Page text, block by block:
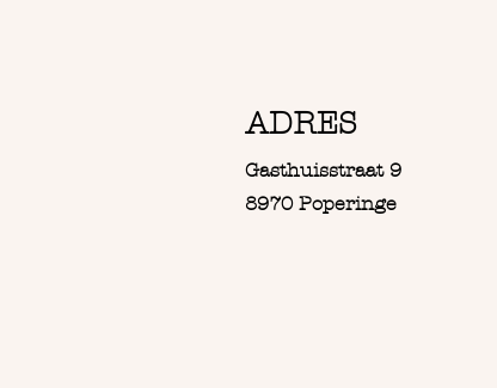
ADRES
Gasthuisstraat 9
8970 Poperinge